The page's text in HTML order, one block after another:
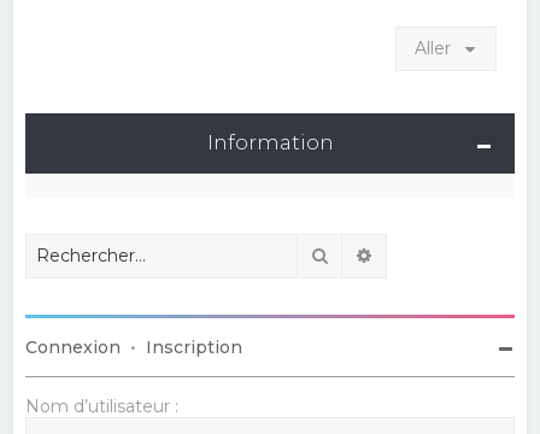
Aller
Information
Rechercher
Connexion • Inscription
Nom d’utilisateur :